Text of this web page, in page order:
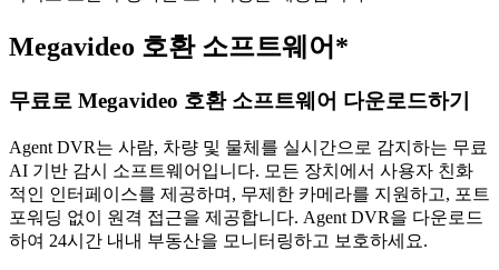
Megavideo 호환 소프트웨어*
무료로 Megavideo 호환 소프트웨어 다운로드하기
Agent DVR는 사람, 차량 및 물체를 실시간으로 감지하는 무료
AI 기반 감시 소프트웨어입니다. 모든 장치에서 사용자 친화
적인 인터페이스를 제공하며, 무제한 카메라를 지원하고, 포트
포워딩 없이 원격 접근을 제공합니다. Agent DVR을 다운로드
하여 24시간 내내 부동산을 모니터링하고 보호하세요.